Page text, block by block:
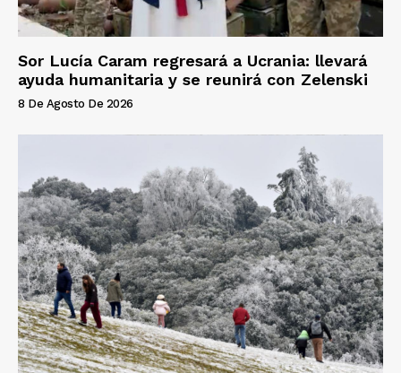
Sor Lucía Caram regresará a Ucrania: llevará
ayuda humanitaria y se reunirá con Zelenski
8 De Agosto De 2026